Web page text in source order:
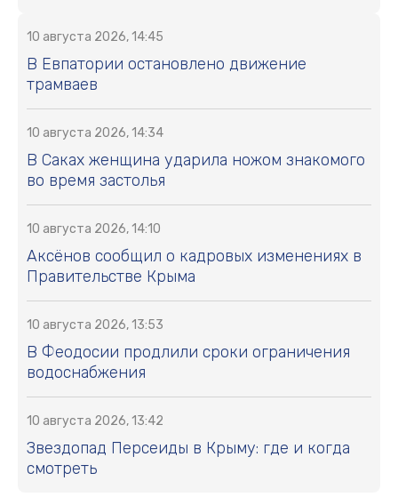
10 августа 2026, 14:45
В Евпатории остановлено движение
трамваев
10 августа 2026, 14:34
В Саках женщина ударила ножом знакомого
во время застолья
10 августа 2026, 14:10
Аксёнов сообщил о кадровых изменениях в
Правительстве Крыма
10 августа 2026, 13:53
В Феодосии продлили сроки ограничения
водоснабжения
10 августа 2026, 13:42
Звездопад Персеиды в Крыму: где и когда
смотреть